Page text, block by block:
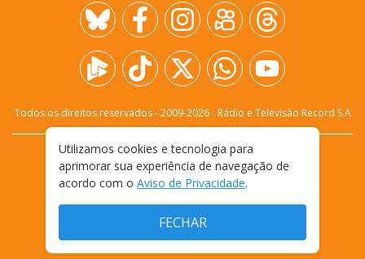
Todos os direitos reservados - 2009-2026- Rádio e Televisão Record S.A
FALE CONOSCO
PRIVACIDADE
TERMOS E CONDIÇÕES DE USO
Utilizamos cookies e tecnologia para
aprimorar sua experiência de navegação de
acordo com o Aviso de Privacidade.
FECHAR